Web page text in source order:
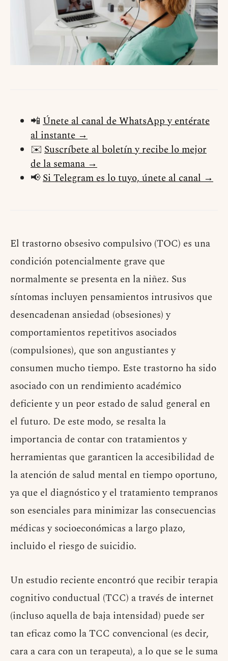
📲 Únete al canal de WhatsApp y entérate
al instante →
✉️ Suscríbete al boletín y recibe lo mejor
de la semana →
📢Si Telegram es lo tuyo, únete al canal →
El trastorno obsesivo compulsivo (TOC) es una
condición potencialmente grave que
normalmente se presenta en la niñez. Sus
síntomas incluyen pensamientos intrusivos que
desencadenan ansiedad (obsesiones) y
comportamientos repetitivos asociados
(compulsiones), que son angustiantes y
consumen mucho tiempo. Este trastorno ha sido
asociado con un rendimiento académico
deficiente y un peor estado de salud general en
el futuro. De este modo, se resalta la
importancia de contar con tratamientos y
herramientas que garanticen la accesibilidad de
la atención de salud mental en tiempo oportuno,
ya que el diagnóstico y el tratamiento tempranos
son esenciales para minimizar las consecuencias
médicas y socioeconómicas a largo plazo,
incluido el riesgo de suicidio.
Un estudio reciente encontró que recibir terapia
cognitivo conductual (TCC) a través de internet
(incluso aquella de baja intensidad) puede ser
tan eficaz como la TCC convencional (es decir,
cara a cara con un terapeuta), a lo que se le suma